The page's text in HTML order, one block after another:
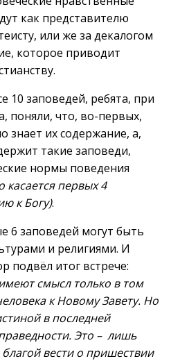
как представителю
или же за декалогом
которое приводит
10 заповедей, ребята, при
поняли, что, во-первых,
знает их содержание, а,
такие заповеди,
нормы поведения
касается первых 4
к Богу).
6 заповедей могут быть
и религиями. И
подвёл итог встрече:
смысл только в том
к Новому Завету. Но
в последней
Это – лишь
вести о пришествии